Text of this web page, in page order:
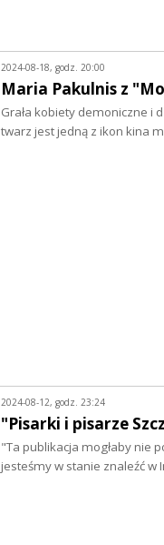
2024-08-18, godz. 20:00
Maria Pakulnis z
Grała kobiety demoniczne i
twarz jest jedną z ikon kina
2024-08-12, godz. 23:24
"Pisarki i pisarze
"Ta publikacja mogłaby nie
jesteśmy w stanie znaleźć w